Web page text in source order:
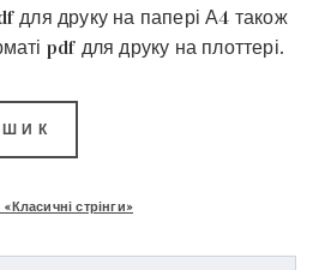
для друку на папері А4 також
pdf для друку на плоттері.
стрінги»